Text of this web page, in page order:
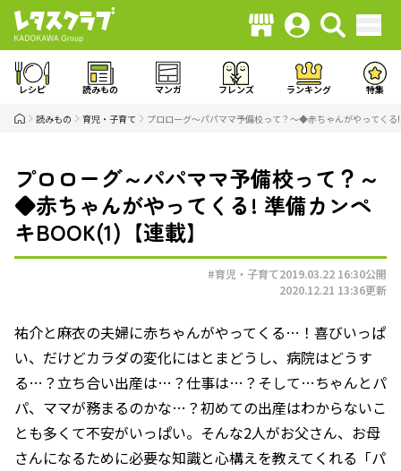
レシピ 読みもの マンガ フレンズ ランキング 特集
読みもの 育児・子育て プロローグ～パパママ予備校って？～◆赤ちゃんがやってく
プロローグ～パパママ予備校って？～
◆赤ちゃんがやってくる! 準備カンペ
キBOOK(1)【連載】
#育児・子育て2019.03.22 16:30公開
2020.12.21 13:36更新
祐介と麻衣の夫婦に赤ちゃんがやってくる…！喜びいっぱ
い、だけどカラダの変化にはとまどうし、病院はどうす
る…？立ち合い出産は…？仕事は…？そして…ちゃんとパ
パ、ママが務まるのかな…？初めての出産はわからないこ
とも多くて不安がいっぱい。そんな2人がお父さん、お母
さんになるために必要な知識と心構えを教えてくれる「パ